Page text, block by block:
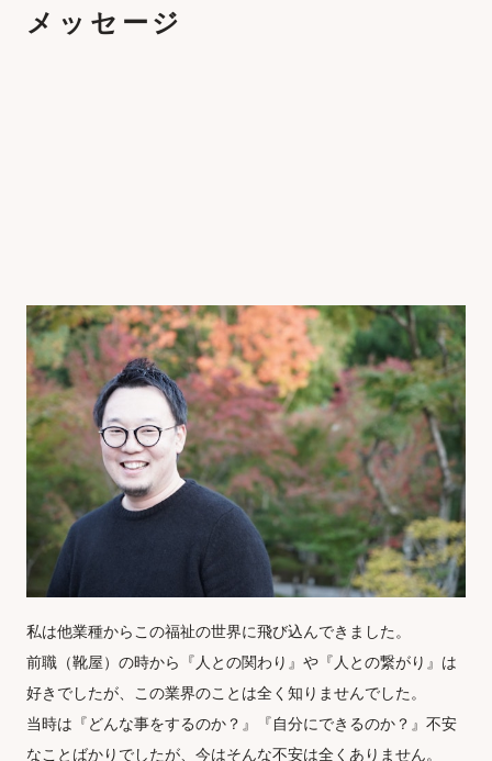
メッセージ
私は他業種からこの福祉の世界に飛び込んできました。
前職（靴屋）の時から『人との関わり』や『人との繋がり』は
好きでしたが、この業界のことは全く知りませんでした。
当時は『どんな事をするのか？』『自分にできるのか？』不安
なことばかりでしたが、今はそんな不安は全くありません。